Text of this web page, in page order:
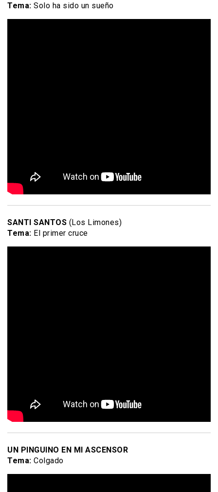
Tema: Solo ha sido un sueño
SANTI SANTOS (Los Limones)
Tema: El primer cruce
UN PINGUINO EN MI ASCENSOR
Tema: Colgado